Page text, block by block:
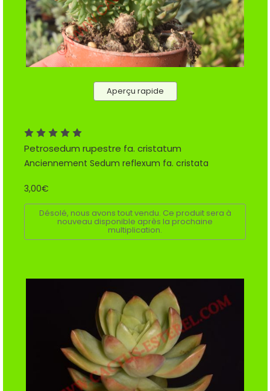
Aperçu rapide
Petrosedum rupestre fa. cristatum
Anciennement Sedum reflexum fa. cristata
3,00€
Désolé, nous avons tout vendu. Ce produit sera à
nouveau disponible après la prochaine
multiplication.